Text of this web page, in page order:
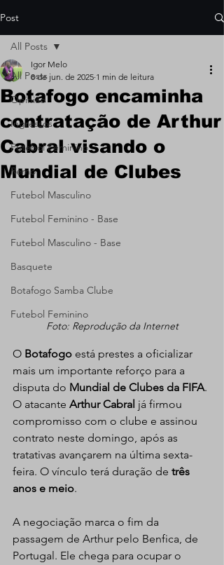
Post
All Posts
Opinião
Ingressos
Futebol Feminino
Remo
Futebol Masculino
Futebol Feminino - Base
Futebol Masculino - Base
Basquete
Botafogo Samba Clube
Futebol Feminino
All Posts
Botafogo encaminha
contratação de Arthur
Cabral visando o
Mundial de Clubes
Igor Melo
8 de jun. de 2025 1 min de leitura
Foto: Reprodução da Internet
O Botafogo está prestes a oficializar
mais um importante reforço para a
disputa do Mundial de Clubes da FIFA.
O atacante Arthur Cabral já firmou
compromisso com o clube e assinou
contrato neste domingo, após as
tratativas avançarem na última sexta-
feira. O vínculo terá duração de três
anos e meio.
A negociação marca o fim da
passagem de Arthur pelo Benfica, de
Portugal. Ele chega para ocupar o